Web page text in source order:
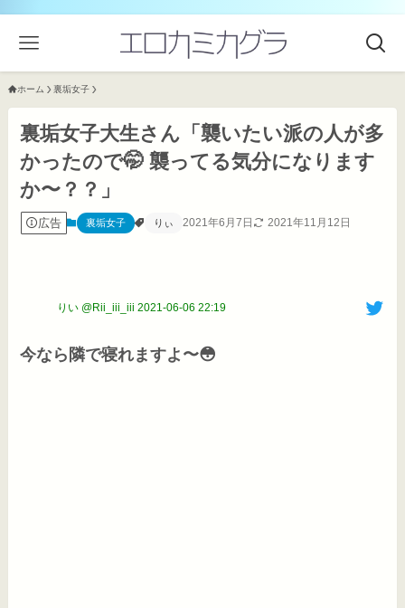
ホーム 裏垢女子
裏垢女子大生さん「襲いたい派の人が多
かったので🤭 襲ってる気分になります
か〜？？」
広告 裏垢女子 りぃ 2021年6月7日 2021年11月12日
りい @Rii_iii_iii 2021-06-06 22:19
今なら隣で寝れますよ〜😳